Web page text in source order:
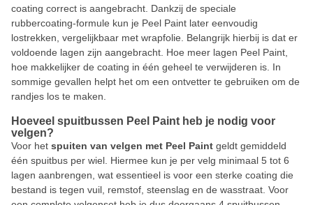
coating correct is aangebracht. Dankzij de speciale
rubbercoating-formule kun je Peel Paint later eenvoudig
lostrekken, vergelijkbaar met wrapfolie. Belangrijk hierbij is dat er
voldoende lagen zijn aangebracht. Hoe meer lagen Peel Paint,
hoe makkelijker de coating in één geheel te verwijderen is. In
sommige gevallen helpt het om een ontvetter te gebruiken om de
randjes los te maken.
Hoeveel spuitbussen Peel Paint heb je nodig voor
velgen?
Voor het spuiten van velgen met Peel Paint geldt gemiddeld
één spuitbus per wiel. Hiermee kun je per velg minimaal 5 tot 6
lagen aanbrengen, wat essentieel is voor een sterke coating die
bestand is tegen vuil, remstof, steenslag en de wasstraat. Voor